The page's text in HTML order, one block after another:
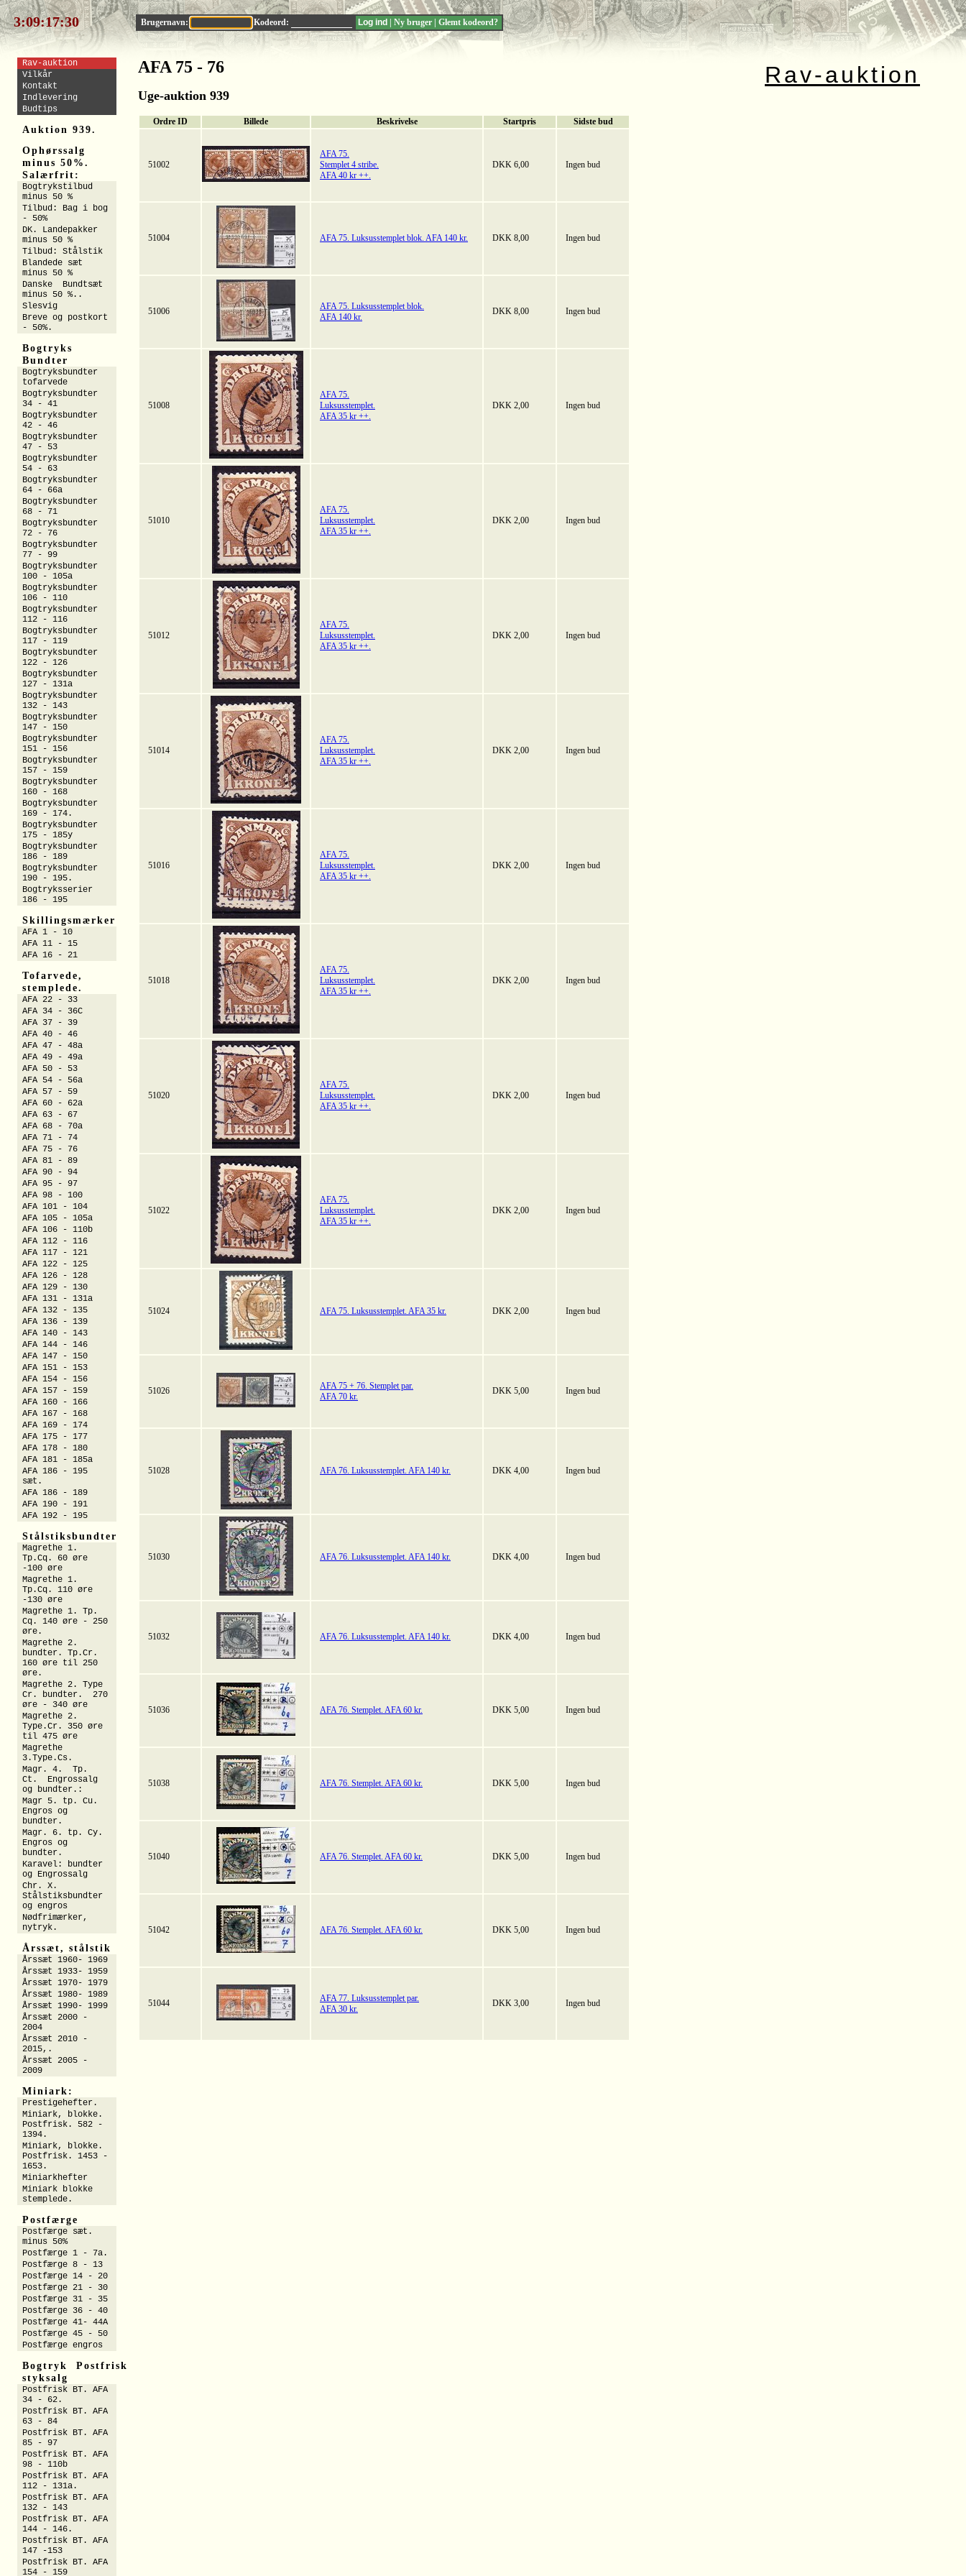
3:09:17:29 Brugernavn: Kodeord: Ny bruger Glemt kodeord?
Rav-auktion
AFA 75 - 76
Uge-auktion 939
Ordre ID Billede Beskrivelse Startpris Sidste bud
51002
AFA 75.
Stemplet 4 stribe.
AFA 40 kr ++.
DKK 6,00 Ingen bud
51004 AFA 75. Luksusstemplet blok. AFA 140 kr. DKK 8,00 Ingen bud
51006
AFA 75. Luksusstemplet blok.
AFA 140 kr.
DKK 8,00 Ingen bud
51008
AFA 75.
Luksusstemplet.
AFA 35 kr ++.
DKK 2,00 Ingen bud
51010
AFA 75.
Luksusstemplet.
AFA 35 kr ++.
DKK 2,00 Ingen bud
51012
AFA 75.
Luksusstemplet.
AFA 35 kr ++.
DKK 2,00 Ingen bud
51014
AFA 75.
Luksusstemplet.
AFA 35 kr ++.
DKK 2,00 Ingen bud
51016
AFA 75.
Luksusstemplet.
AFA 35 kr ++.
DKK 2,00 Ingen bud
51018
AFA 75.
Luksusstemplet.
AFA 35 kr ++.
DKK 2,00 Ingen bud
51020
AFA 75.
Luksusstemplet.
AFA 35 kr ++.
DKK 2,00 Ingen bud
51022
AFA 75.
Luksusstemplet.
AFA 35 kr ++.
DKK 2,00 Ingen bud
51024 AFA 75. Luksusstemplet. AFA 35 kr. DKK 2,00 Ingen bud
51026
AFA 75 + 76. Stemplet par.
AFA 70 kr.
DKK 5,00 Ingen bud
51028 AFA 76. Luksusstemplet. AFA 140 kr. DKK 4,00 Ingen bud
51030 AFA 76. Luksusstemplet. AFA 140 kr. DKK 4,00 Ingen bud
51032 AFA 76. Luksusstemplet. AFA 140 kr. DKK 4,00 Ingen bud
51036 AFA 76. Stemplet. AFA 60 kr. DKK 5,00 Ingen bud
51038 AFA 76. Stemplet. AFA 60 kr. DKK 5,00 Ingen bud
51040 AFA 76. Stemplet. AFA 60 kr. DKK 5,00 Ingen bud
51042 AFA 76. Stemplet. AFA 60 kr. DKK 5,00 Ingen bud
51044
AFA 77. Luksusstemplet par.
AFA 30 kr.
DKK 3,00 Ingen bud
Rav-auktion
Vilkår
Kontakt
Indlevering
Budtips
Auktion 939.
Ophørssalg
minus 50%.
Salærfrit:
Bogtrykstilbud
minus 50 %
Tilbud: Bag i bog
- 50%
DK. Landepakker
minus 50 %
Tilbud: Stålstik
Blandede sæt
minus 50 %
Danske Bundtsæt
minus 50 %..
Slesvig
Breve og postkort
- 50%.
Bogtryks
Bundter
Bogtryksbundter
tofarvede
Bogtryksbundter
34 - 41
Bogtryksbundter
42 - 46
Bogtryksbundter
47 - 53
Bogtryksbundter
54 - 63
Bogtryksbundter
64 - 66a
Bogtryksbundter
68 - 71
Bogtryksbundter
72 - 76
Bogtryksbundter
77 - 99
Bogtryksbundter
100 - 105a
Bogtryksbundter
106 - 110
Bogtryksbundter
112 - 116
Bogtryksbundter
117 - 119
Bogtryksbundter
122 - 126
Bogtryksbundter
127 - 131a
Bogtryksbundter
132 - 143
Bogtryksbundter
147 - 150
Bogtryksbundter
151 - 156
Bogtryksbundter
157 - 159
Bogtryksbundter
160 - 168
Bogtryksbundter
169 - 174.
Bogtryksbundter
175 - 185y
Bogtryksbundter
186 - 189
Bogtryksbundter
190 - 195.
Bogtryksserier
186 - 195
Skillingsmærker
AFA 1 - 10
AFA 11 - 15
AFA 16 - 21
Tofarvede,
stemplede.
AFA 22 - 33
AFA 34 - 36C
AFA 37 - 39
AFA 40 - 46
AFA 47 - 48a
AFA 49 - 49a
AFA 50 - 53
AFA 54 - 56a
AFA 57 - 59
AFA 60 - 62a
AFA 63 - 67
AFA 68 - 70a
AFA 71 - 74
AFA 75 - 76
AFA 81 - 89
AFA 90 - 94
AFA 95 - 97
AFA 98 - 100
AFA 101 - 104
AFA 105 - 105a
AFA 106 - 110b
AFA 112 - 116
AFA 117 - 121
AFA 122 - 125
AFA 126 - 128
AFA 129 - 130
AFA 131 - 131a
AFA 132 - 135
AFA 136 - 139
AFA 140 - 143
AFA 144 - 146
AFA 147 - 150
AFA 151 - 153
AFA 154 - 156
AFA 157 - 159
AFA 160 - 166
AFA 167 - 168
AFA 169 - 174
AFA 175 - 177
AFA 178 - 180
AFA 181 - 185a
AFA 186 - 195
sæt.
AFA 186 - 189
AFA 190 - 191
AFA 192 - 195
Stålstiksbundter
Magrethe 1.
Tp.Cq. 60 øre
-100 øre
Magrethe 1.
Tp.Cq. 110 øre
-130 øre
Magrethe 1. Tp.
Cq. 140 øre - 250
øre.
Magrethe 2.
bundter. Tp.Cr.
160 øre til 250
øre.
Magrethe 2. Type
Cr. bundter. 270
øre - 340 øre
Magrethe 2.
Type.Cr. 350 øre
til 475 øre
Magrethe
3.Type.Cs.
Magr. 4. Tp.
Ct. Engrossalg
og bundter.:
Magr 5. tp. Cu.
Engros og
bundter.
Magr. 6. tp. Cy.
Engros og
bundter.
Karavel: bundter
og Engrossalg
Chr. X.
Stålstiksbundter
og engros
Nødfrimærker,
nytryk.
Årssæt, stålstik
Årssæt 1960- 1969
Årssæt 1933- 1959
Årssæt 1970- 1979
Årssæt 1980- 1989
Årssæt 1990- 1999
Årssæt 2000 -
2004
Årssæt 2010 -
2015,.
Årssæt 2005 -
2009
Miniark:
Prestigehefter.
Miniark, blokke.
Postfrisk. 582 -
1394.
Miniark, blokke.
Postfrisk. 1453 -
1653.
Miniarkhefter
Miniark blokke
stemplede.
Postfærge
Postfærge sæt.
minus 50%
Postfærge 1 - 7a.
Postfærge 8 - 13
Postfærge 14 - 20
Postfærge 21 - 30
Postfærge 31 - 35
Postfærge 36 - 40
Postfærge 41- 44A
Postfærge 45 - 50
Postfærge engros
Bogtryk Postfrisk
styksalg
Postfrisk BT. AFA
34 - 62.
Postfrisk BT. AFA
63 - 84
Postfrisk BT. AFA
85 - 97
Postfrisk BT. AFA
98 - 110b
Postfrisk BT. AFA
112 - 131a.
Postfrisk BT. AFA
132 - 143
Postfrisk BT. AFA
144 - 146.
Postfrisk BT. AFA
147 -153
Postfrisk BT. AFA
154 - 159